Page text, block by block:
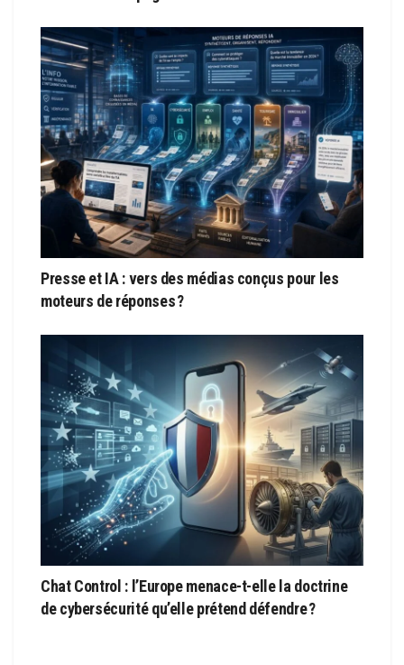
Presse et IA : vers des médias conçus pour les
moteurs de réponses ?
Chat Control : l’Europe menace-t-elle la doctrine
de cybersécurité qu’elle prétend défendre ?